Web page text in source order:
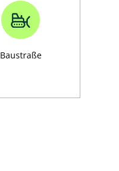
Baustraße